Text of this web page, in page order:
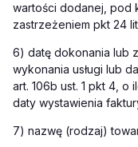
wartości dodanej, pod
zastrzeżeniem pkt 24
6) datę dokonania lub
wykonania usługi lub
art. 106b ust. 1 pkt 4, o
daty wystawienia
7) nazwę (rodzaj)